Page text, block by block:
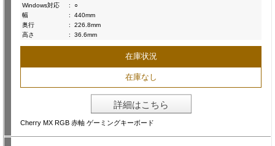
Windows対応
:
○
幅
:
440mm
奥行
:
226.8mm
高さ
: 36.6mm
在庫状況
在庫なし
詳細はこちら
Cherry MX RGB 赤軸 ゲーミングキーボード